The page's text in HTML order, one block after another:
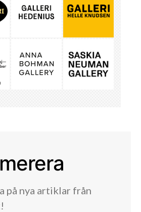
på nya artiklar från